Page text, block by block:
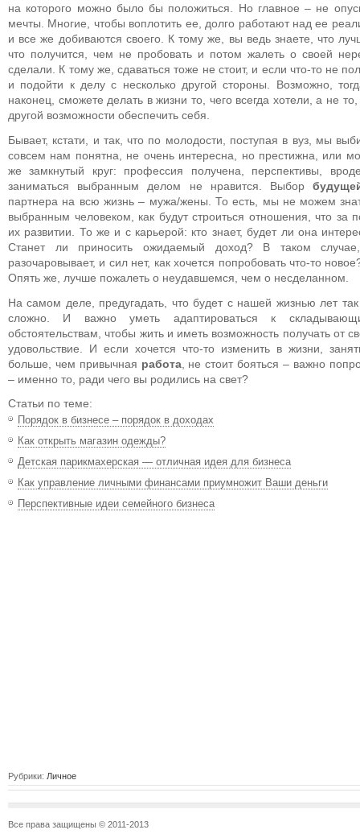
на которого можно было бы положиться. Но главное – не
мечты. Многие, чтобы воплотить ее, долго работают над ее
и все же добиваются своего. К тому же, вы ведь знаете, что
что получится, чем не пробовать и потом жалеть о своей
сделали. К тому же, сдаваться тоже не стоит, и если что-то не
и подойти к делу с несколько другой стороны. Возможно,
наконец, сможете делать в жизни то, чего всегда хотели, а не
другой возможности обеспечить себя.
Бывает, кстати, и так, что по молодости, поступая в вуз, мы
совсем нам понятна, не очень интересна, но престижна, или
же замкнутый круг: профессия получена, перспективы,
заниматься выбранным делом не нравится. Выбор
партнера на всю жизнь – мужа/жены. То есть, мы не можем
выбранным человеком, как будут строиться отношения, что за
их развитии. То же и с карьерой: кто знает, будет ли она
Станет ли приносить ожидаемый доход? В таком
разочаровывает, и сил нет, как хочется попробовать что-то
Опять же, лучше пожалеть о неудавшемся, чем о несделанном.
На самом деле, предугадать, что будет с нашей жизнью лет так
сложно. И важно уметь адаптироваться к
обстоятельствам, чтобы жить и иметь возможность получать от
удовольствие. И если хочется что-то изменить в жизни,
больше, чем привычная работа, не стоит бояться – важно
– именно то, ради чего вы родились на свет?
Статьи по теме:
Порядок в бизнесе – порядок в доходах
Как открыть магазин одежды?
Детская парикмахерская — отличная идея для бизнеса
Как управление личными финансами приумножит Ваши деньги
Перспективные идеи семейного бизнеса
Рубрики: Личное
Все права защищены © 2011-2013